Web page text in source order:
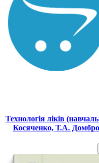
Технологія ліків
Косяченко, Т.А.